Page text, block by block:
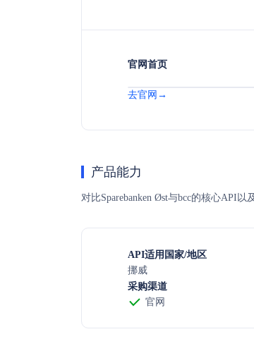
官网首页
去官网→
产品能力
对比Sparebanken Øst与bcc的核心API
API适用国家/地区
挪威
采购渠道
官网